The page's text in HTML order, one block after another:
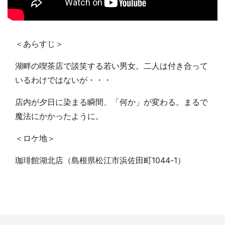
＜あらすじ＞
湖畔の喫茶店で談笑する若い男女。二人は付き合って
いるわけではないが・・・
店内が夕日に染まる瞬間、「何か」が変わる。まるで
魔法にかかったように。
＜ロケ地＞
珈琲館湖北店（島根県松江市浜佐田町1044-1）